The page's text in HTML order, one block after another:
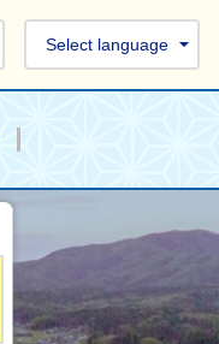
Select language
目的の情報を探